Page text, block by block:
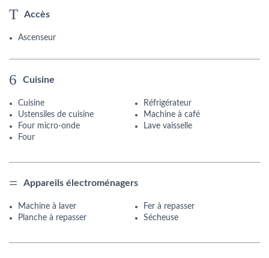
Accès
Ascenseur
Cuisine
Cuisine
Réfrigérateur
Ustensiles de cuisine
Machine à café
Four micro-onde
Lave vaisselle
Four
Appareils électroménagers
Machine à laver
Fer à repasser
Planche à repasser
Sécheuse